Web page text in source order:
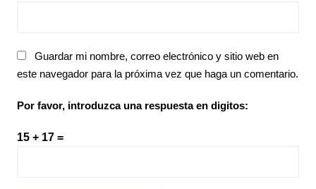
Guardar mi nombre, correo electrónico y sitio web en
este navegador para la próxima vez que haga un comentario.
Por favor, introduzca una respuesta en digitos:
15 + 17 =